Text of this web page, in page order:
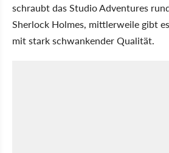
schraubt das Studio Adventures
Sherlock Holmes, mittlerweile gibt es
mit stark schwankender Qualität.